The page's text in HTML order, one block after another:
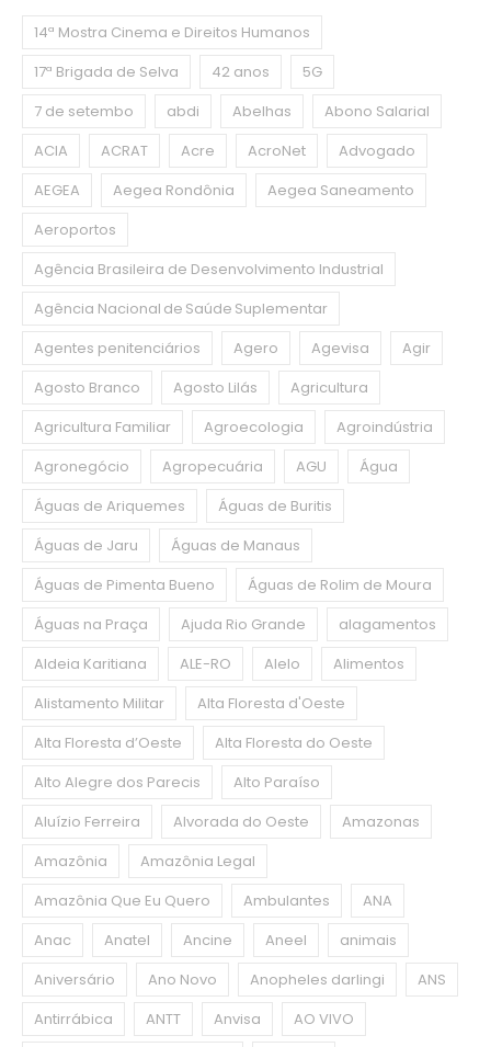
14ª Mostra Cinema e Direitos Humanos
17ª Brigada de Selva
42 anos
5G
7 de setembo
abdi Abelhas
Abono Salarial
ACIA
ACRAT Acre AcroNet
Advogado
AEGEA
Aegea Rondônia
Aegea Saneamento
Aeroportos
Agência Brasileira de Desenvolvimento Industrial
Agência Nacional de Saúde Suplementar
Agentes penitenciários
Agero Agevisa
Agir
Agosto Branco
Agosto Lilás
Agricultura
Agricultura Familiar
Agroecologia
Agroindústria
Agronegócio
Agropecuária AGU
Água
Águas de Ariquemes
Águas de Buritis
Águas de Jaru
Águas de Manaus
Águas de Pimenta Bueno
Águas de Rolim de Moura
Águas na Praça
Ajuda Rio Grande
alagamentos
Aldeia Karitiana
ALE-RO Alelo
Alimentos
Alistamento Militar
Alta Floresta d'Oeste
Alta Floresta d’Oeste
Alta Floresta do Oeste
Alto Alegre dos Parecis
Alto Paraíso
Aluízio Ferreira
Alvorada do Oeste
Amazonas
Amazônia
Amazônia Legal
Amazônia Que Eu Quero
Ambulantes
ANA
Anac
Anatel Ancine Aneel
animais
Aniversário
Ano Novo Anopheles darlingi
ANS
Antirrábica
ANTT Anvisa AO VIVO